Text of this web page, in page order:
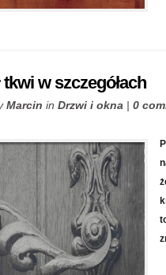
tkwi w szczegółach
Marcin in Drzwi i okna | 0